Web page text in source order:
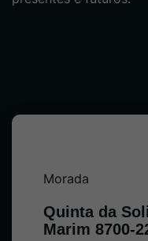
Morada
Quinta da
Marim 8700-